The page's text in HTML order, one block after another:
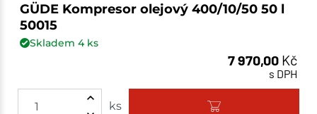
GÜDE Kompresor olejový 400/10/50 50 l
50015
Skladem 4ks
7 970,00 Kč
s DPH
ks